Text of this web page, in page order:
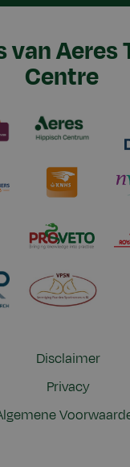
van Aeres
Centre
Disclaimer
Privacy